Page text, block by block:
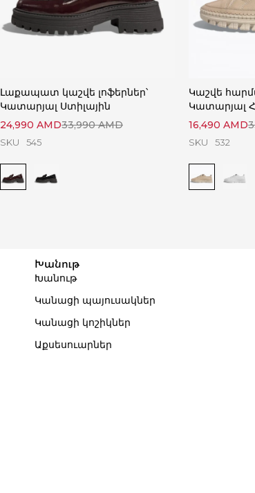
Լաքապատ կաշվե լոֆերներ՝
Կատարյալ Ստիլային
33,990AMD
24,990 AMD
SKU 545
Կաշվե
Կատարյալ
16,490 AMD
SKU 532
Խանութ
Խանութ
Կանացի պայուսակներ
Կանացի կոշիկներ
Աքսեսուարներ